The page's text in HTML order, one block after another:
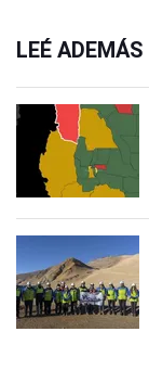
LEÉ ADEMÁS